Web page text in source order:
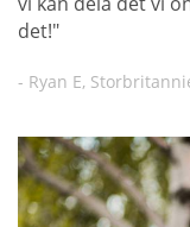
det!"
- Ryan E,